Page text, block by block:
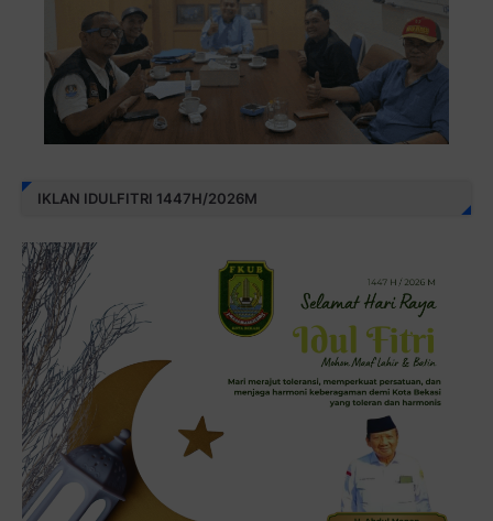
IKLAN IDULFITRI 1447H/2026M